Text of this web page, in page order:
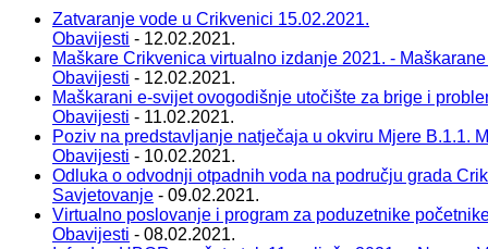
Zatvaranje vode u Crikvenici 15.02.2021.
Obavijesti - 12.02.2021.
Maškare Crikvenica virtualno izdanje 2021. -
Obavijesti - 12.02.2021.
Maškarani e-svijet ovogodišnje utočište za brige i
Obavijesti - 11.02.2021.
Poziv na predstavljanje natječaja u okviru Mjere B.1.1.
Obavijesti - 10.02.2021.
Odluka o odvodnji otpadnih voda na području grada
Savjetovanje - 09.02.2021.
Virtualno poslovanje i program za poduzetnike
Obavijesti - 08.02.2021.